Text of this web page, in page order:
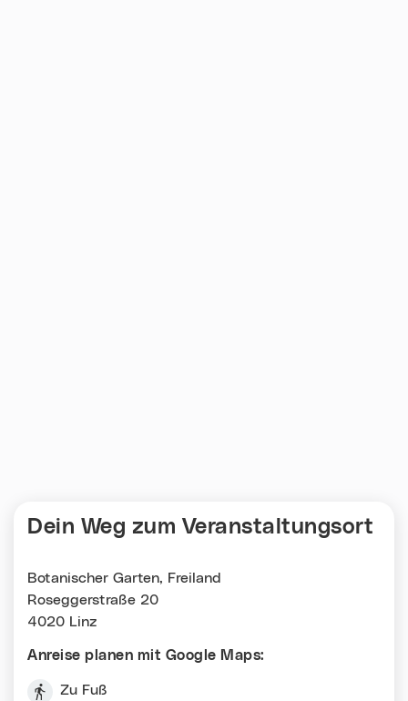
Dein Weg zum Veranstaltungsort
Botanischer Garten, Freiland
Roseggerstraße 20
4020 Linz
Anreise planen mit Google Maps:
Zu Fuß